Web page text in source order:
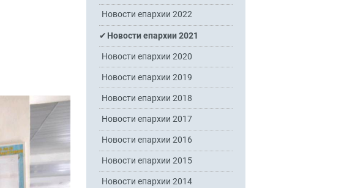
Новости епархии 2022
Новости епархии 2021
Новости епархии 2020
Новости епархии 2019
Новости епархии 2018
Новости епархии 2017
Новости епархии 2016
Новости епархии 2015
Новости епархии 2014